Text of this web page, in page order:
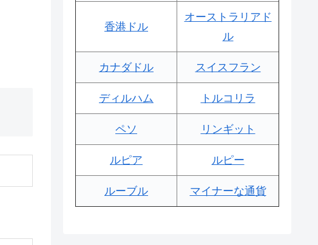
香港ドル
オーストラリアド
ル
カナダドル スイスフラン
ディルハム トルコリラ
ペソ リンギット
ルピア ルピー
ルーブル マイナーな通貨